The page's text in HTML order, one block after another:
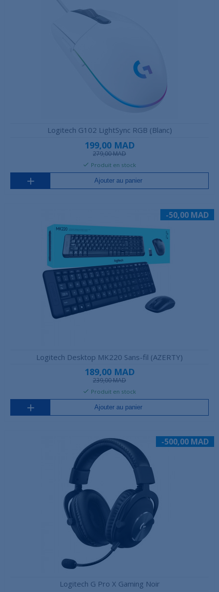
Logitech G102 LightSync RGB (Blanc)
199,00 MAD
279,00 MAD
Produit en stock
Ajouter au panier
-50,00 MAD
Logitech Desktop MK220 Sans-fil (AZERTY)
189,00 MAD
239,00 MAD
Produit en stock
Ajouter au panier
-500,00 MAD
Logitech G Pro X Gaming Noir